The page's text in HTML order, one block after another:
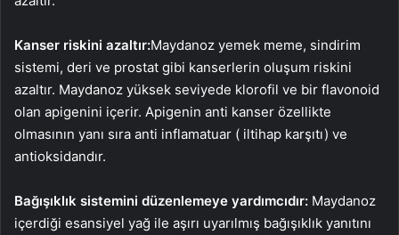
Kanser riskini azaltır:Maydanoz yemek meme, sindirim
sistemi, deri ve prostat gibi kanserlerin oluşum riskini
azaltır. Maydanoz yüksek seviyede klorofil ve bir flavonoid
olan apigenini içerir. Apigenin anti kanser özellikte
olmasının yanı sıra anti inflamatuar ( iltihap karşıtı) ve
antioksidandır.
Bağışıklık sistemini düzenlemeye yardımcıdır: Maydanoz
içerdiği esansiyel yağ ile aşırı uyarılmış bağışıklık yanıtını